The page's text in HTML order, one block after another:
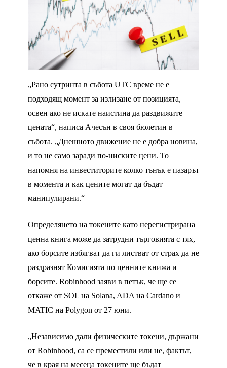
„Рано сутринта в събота UTC време не е
подходящ момент за излизане от позицията,
освен ако не искате наистина да раздвижите
цената“, написа Ачесън в своя бюлетин в
събота. „Днешното движение не е добра новина,
и то не само заради по-ниските цени. То
напомня на инвеститорите колко тънък е пазарът
в момента и как цените могат да бъдат
манипулирани.“
Определянето на токените като нерегистрирана
ценна книга може да затрудни търговията с тях,
ако борсите избягват да ги листват от страх да не
раздразнят Комисията по ценните книжа и
борсите. Robinhood заяви в петък, че ще се
откаже от SOL на Solana, ADA на Cardano и
MATIC на Polygon от 27 юни.
„Независимо дали физическите токени, държани
от Robinhood, са се преместили или не, фактът,
че в края на месеца токените ще бъдат